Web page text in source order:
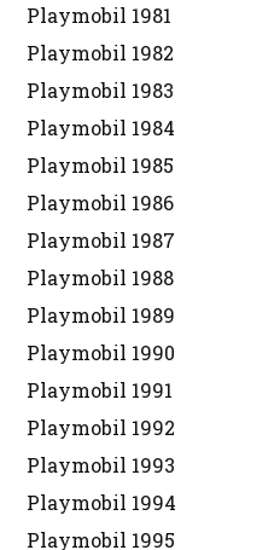
Playmobil 1981
Playmobil 1982
Playmobil 1983
Playmobil 1984
Playmobil 1985
Playmobil 1986
Playmobil 1987
Playmobil 1988
Playmobil 1989
Playmobil 1990
Playmobil 1991
Playmobil 1992
Playmobil 1993
Playmobil 1994
Playmobil 1995